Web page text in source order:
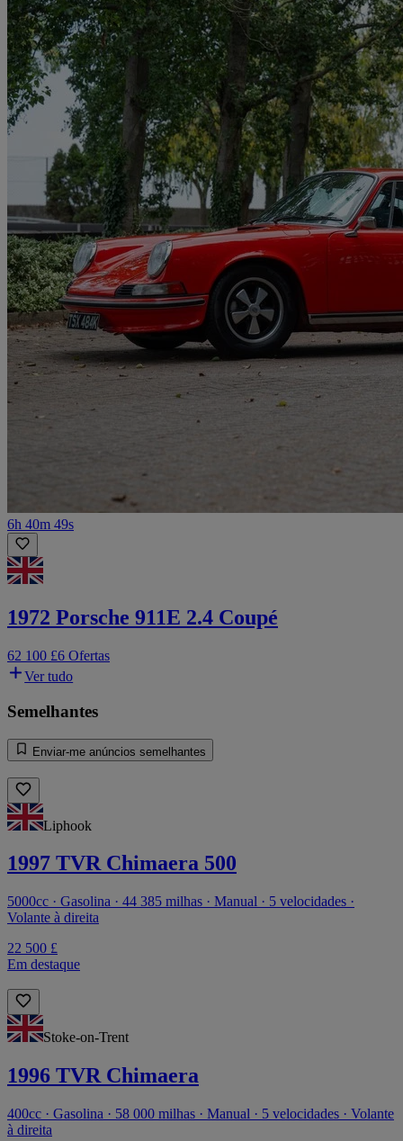
6h 40m 49s
1972 Porsche 911E 2.4 Coupé
62 100 £6 Ofertas
Ver tudo
Semelhantes
Enviar-me anúncios semelhantes
Liphook
1997 TVR Chimaera 500
5000cc · Gasolina · 44 385 milhas · Manual · 5 velocidades ·
Volante à direita
22 500 £
Em destaque
Stoke-on-Trent
1996 TVR Chimaera
400cc · Gasolina · 58 000 milhas · Manual · 5 velocidades · Volante
à direita